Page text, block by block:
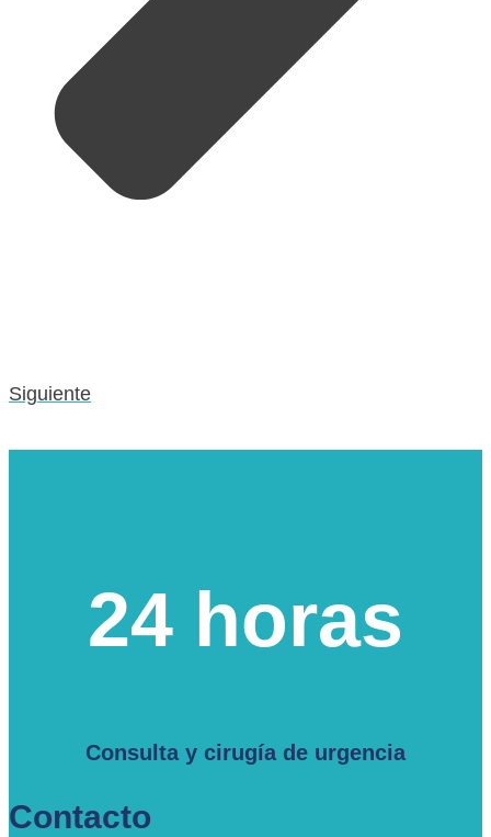
Siguiente
24 horas
Consulta y cirugía de urgencia
Contacto